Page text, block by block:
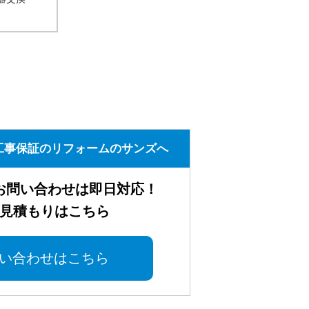
保証のリフォームのサンズへ
い合わせは即日対応！
積もりはこちら
合わせはこちら